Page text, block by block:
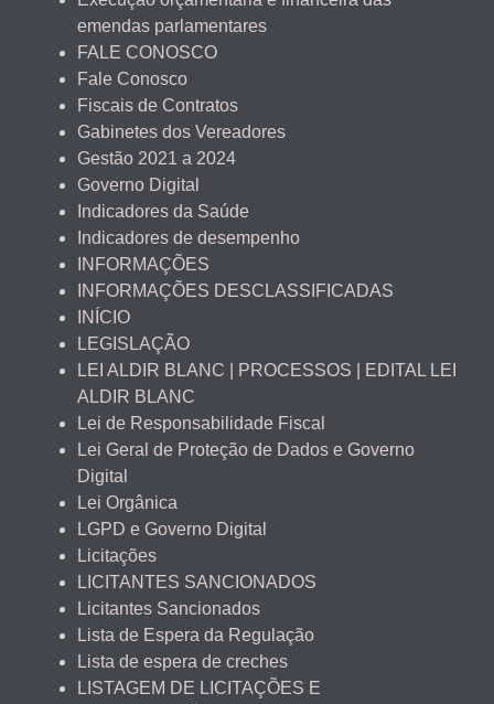
emendas parlamentares
FALE CONOSCO
Fale Conosco
Fiscais de Contratos
Gabinetes dos Vereadores
Gestão 2021 a 2024
Governo Digital
Indicadores da Saúde
Indicadores de desempenho
INFORMAÇÕES
INFORMAÇÕES DESCLASSIFICADAS
INÍCIO
LEGISLAÇÃO
LEI ALDIR BLANC | PROCESSOS | EDITAL LEI
ALDIR BLANC
Lei de Responsabilidade Fiscal
Lei Geral de Proteção de Dados e Governo
Digital
Lei Orgânica
LGPD e Governo Digital
Licitações
LICITANTES SANCIONADOS
Licitantes Sancionados
Lista de Espera da Regulação
Lista de espera de creches
LISTAGEM DE LICITAÇÕES E